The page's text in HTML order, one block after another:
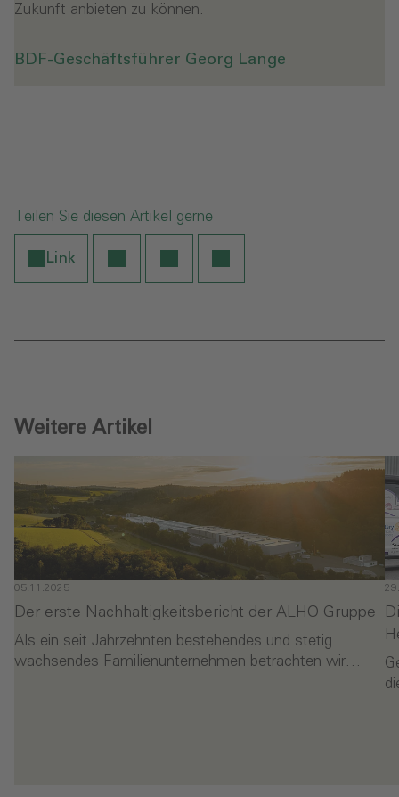
Zukunft anbieten zu können.
BDF-Geschäftsführer Georg Lange
Teilen Sie diesen Artikel gerne
Link
Weitere Artikel
05.11.2025
Der erste Nachhaltigkeitsbericht der ALHO Gruppe
Als ein seit Jahrzehnten bestehendes und stetig
wachsendes Familienunternehmen betrachten wir…